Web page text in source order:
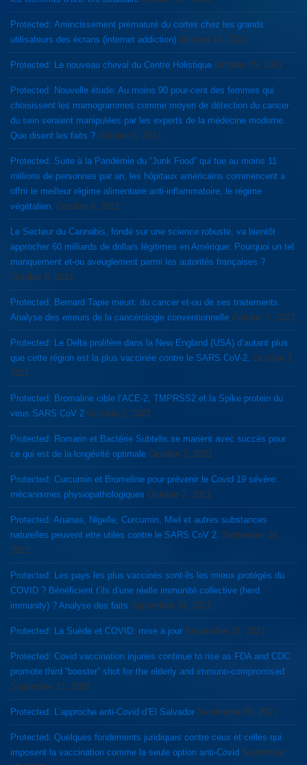
Protected: Amincissement prématuré du cortex chez les grands
utilisateurs des écrans (internet addiction) October 16, 2021
Protected: Le nouveau cheval du Centre Holistique October 15, 2021
Protected: Nouvelle étude: Au moins 90 pour-cent des femmes qui
choisissent les mamogrammes comme moyen de détection du cancer
du sein seraient manipulées par les experts de la médecine moderne.
Que disent les faits ? October 6, 2021
Protected: Suite à la Pandémie du “Junk Food” qui tue au moins 11
millions de personnes par an, les hôpitaux américains commencent a
offrir le meilleur régime alimentaire anti-inflammatoire, le régime
végétalien. October 6, 2021
Le Secteur du Cannabis, fondé sur une science robuste, va bientôt
approcher 60 milliards de dollars légitimes en Amérique: Pourquoi un tel
manquement et-ou aveuglement parmi les autorités françaises ?
October 5, 2021
Protected: Bernard Tapie meurt: du cancer et-ou de ses traitements.
Analyse des erreurs de la cancérologie conventionnelle October 5, 2021
Protected: Le Delta prolifère dans la New England (USA) d’autant plus
que cette région est la plus vaccinée contre le SARS CoV-2. October 3,
2021
Protected: Bromaline cible l’ACE-2, TMPRSS2 et la Spike protein du
virus SARS CoV 2 October 2, 2021
Protected: Romarin et Bactérie Subtelis se marient avec succès pour
ce qui est de la longévité optimale October 2, 2021
Protected: Curcumin et Bromeline pour prévenir le Covid 19 sévère:
mécanismes physiopathologiques October 2, 2021
Protected: Ananas, Nigelle, Curcumin, Miel et autres substances
naturelles peuvent etre utiles contre le SARS CoV 2. September 26,
2021
Protected: Les pays les plus vaccinés sont-ils les mieux protégés du
COVID ? Bénéficient t’ils d’une réelle immunité collective (herd
immunity) ? Analyse des faits September 24, 2021
Protected: La Suède et COVID: mise à jour September 21, 2021
Protected: Covid vaccination injuries continue to rise as FDA and CDC
promote third “booster” shot for the elderly and immuno-compromised
September 21, 2021
Protected: L’approche anti-Covid d’El Salvador September 20, 2021
Protected: Quelques fondements juridiques contre ceux et celles qui
imposent la vaccination comme la seule option anti-Covid September